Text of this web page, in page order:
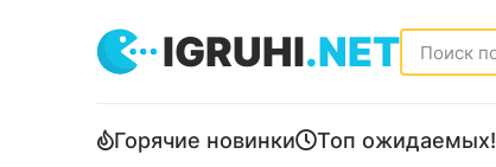
IGRUHI.NET
Горячие новинки Топ ожидаемых!